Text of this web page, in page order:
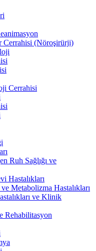
Cerrahisi (Nöroşirürji)
Cerrahisi
Ruh Sağlığı ve
Hastalıkları
Metabolizma Hastalıkları
ve Klinik
Rehabilitasyon